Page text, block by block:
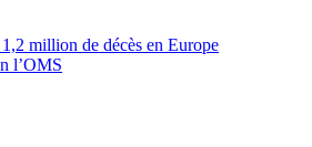
1,2 million de décès en Europe
l’OMS